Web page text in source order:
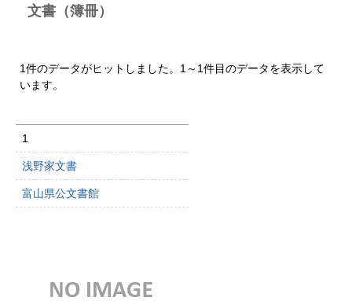
文書（簿冊）
1件のデータがヒットしました。1～1件目のデータを表示して
います。
1
浅野家文書
富山県公文書館